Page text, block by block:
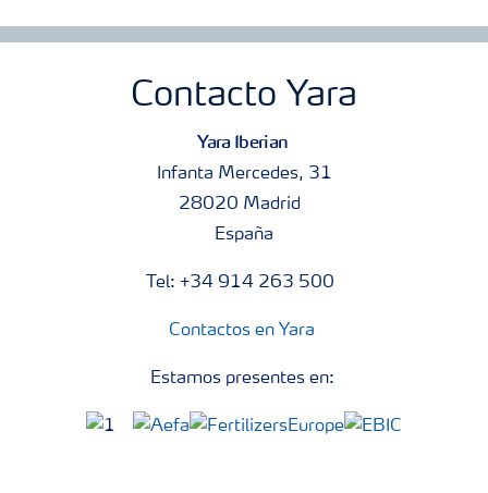
Contacto Yara
Yara Iberian
Infanta Mercedes, 31
28020 Madrid
España
Tel: +34 914 263 500
Contactos en Yara
Estamos presentes en: